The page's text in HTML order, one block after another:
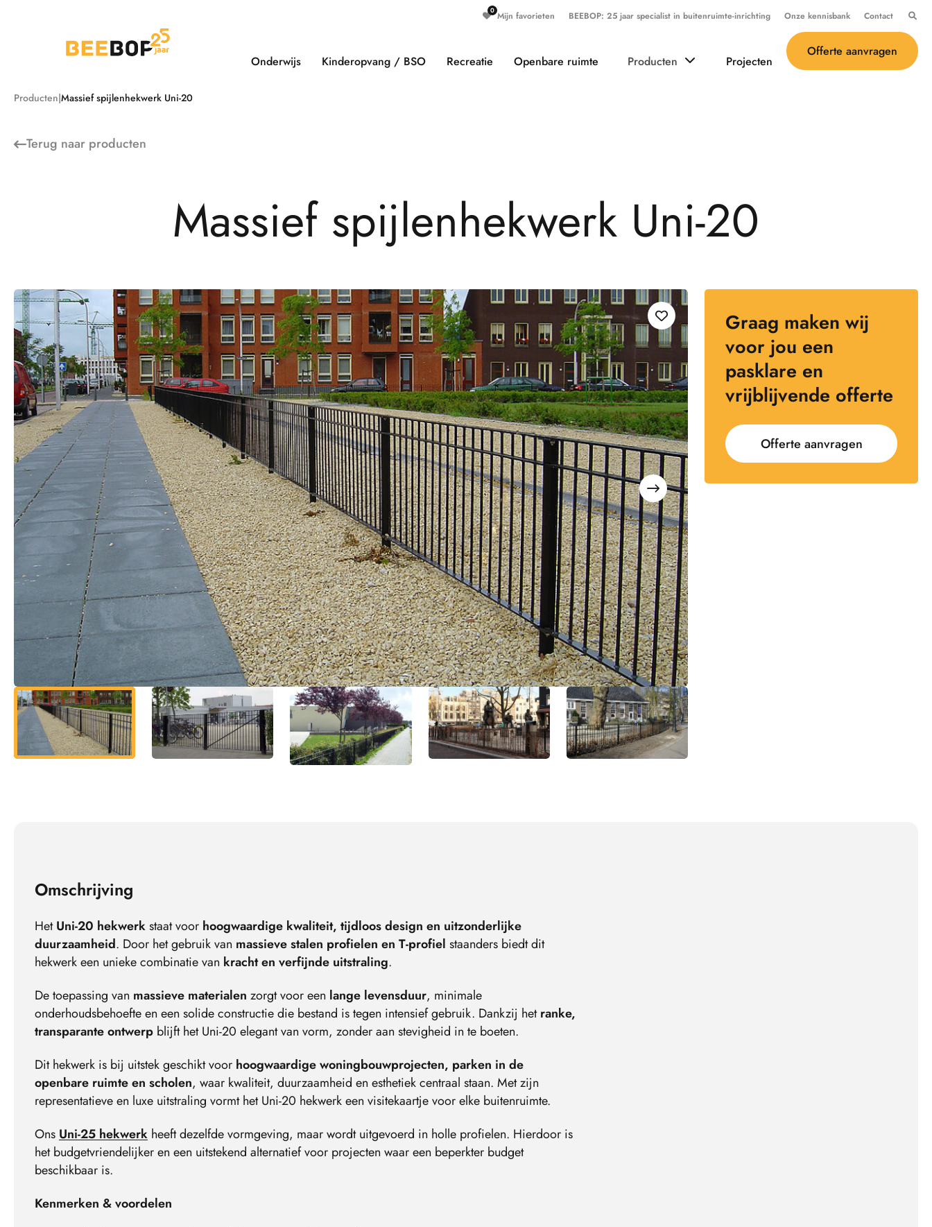
Mijn favorieten BEEBOP: 25 jaar specialist in buitenruimte-inrichting Onze kennisbank Contact
Offerte aanvragen
Onderwijs Kinderopvang / BSO Recreatie Openbare ruimte Producten Projecten
Producten Massief spijlenhekwerk Uni-20
Terug naar producten
Massief spijlenhekwerk Uni-20
Graag maken wij
voor jou een
pasklare en
vrijblijvende offerte
Offerte aanvragen
Omschrijving
HetUni-20 hekwerkstaat voor hoogwaardige kwaliteit, tijdloos design en uitzonderlijke
duurzaamheid. Door het gebruik van massieve stalen profielen en T-profiel staanders biedt dit
hekwerk een unieke combinatie van kracht en verfijnde uitstraling.
De toepassing van massieve materialen zorgt voor een lange levensduur, minimale
onderhoudsbehoefte en een solide constructie die bestand is tegen intensief gebruik. Dankzij hetranke,
transparante ontwerp blijft het Uni-20 elegant van vorm, zonder aan stevigheid in te boeten.
Dit hekwerk is bij uitstek geschikt voor hoogwaardige woningbouwprojecten, parken in de
openbare ruimte en scholen, waar kwaliteit, duurzaamheid en esthetiek centraal staan. Met zijn
representatieve en luxe uitstraling vormt het Uni-20 hekwerk een visitekaartje voor elke buitenruimte.
Ons Uni-25 hekwerk heeft dezelfde vormgeving, maar wordt uitgevoerd in holle profielen. Hierdoor is
het budgetvriendelijker en een uitstekend alternatief voor projecten waar een beperkter budget
beschikbaar is.
Kenmerken & voordelen